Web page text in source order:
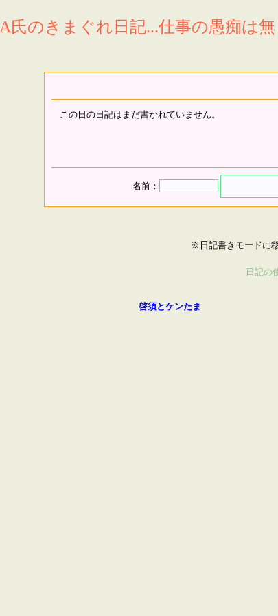
A氏のきまぐれ日記...仕事の愚痴は
この日の日記はまだ書かれていません。
名前：
※日記書きモードに
日記の
啓須とケンたま